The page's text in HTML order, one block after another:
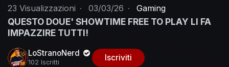
23 Visualizzazioni · 03/03/26 · Gaming
QUESTO DOUE' SHOWTIME FREE TO PLAY LI FA
IMPAZZIRE TUTTI!
LoStranoNerd
102 Iscritti Iscriviti